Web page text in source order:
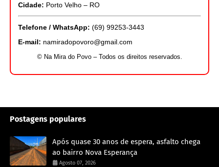
Cidade: Porto Velho – RO
Telefone / WhatsApp: (69) 99253-3443
E-mail: namiradopovoro@gmail.com
© Na Mira do Povo – Todos os direitos reservados.
Postagens populares
Após quase 30 anos de espera, asfalto chega
ao bairro Nova Esperança
Agosto 07, 2026